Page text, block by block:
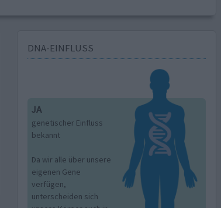
DNA-EINFLUSS
JA
genetischer Einfluss
bekannt
Da wir alle über unsere
eigenen Gene
verfügen,
unterscheiden sich